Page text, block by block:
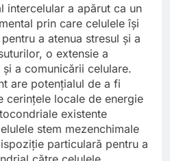
intercelular a apărut ca un
prin care celulele își
a atenua stresul și a
o extensie a
a comunicării celulare.
are potențialul de a fi
cerințele locale de energie
existente
stem mezenchimale
particulară pentru a